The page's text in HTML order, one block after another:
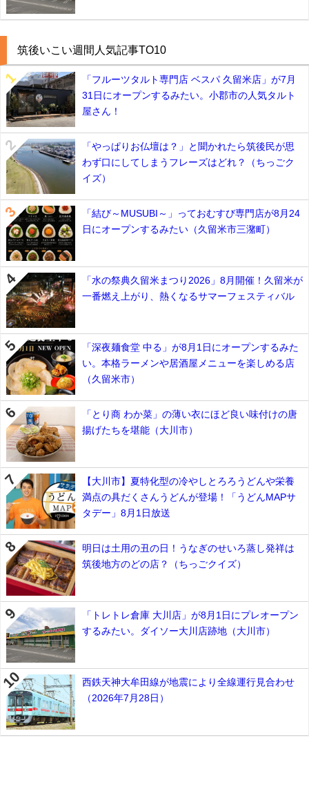
筑後いこい週間人気記事TO10
「フルーツタルト専門店 ベスパ 久留米店」が7月
31日にオープンするみたい。小郡市の人気タルト
屋さん！
「やっぱりお仏壇は？」と聞かれたら筑後民が思
わず口にしてしまうフレーズはどれ？（ちっごク
イズ）
「結び～MUSUBI～」っておむすび専門店が8月24
日にオープンするみたい（久留米市三潴町）
「水の祭典久留米まつり2026」8月開催！久留米が
一番燃え上がり、熱くなるサマーフェスティバル
「深夜麺食堂 中る」が8月1日にオープンするみた
い。本格ラーメンや居酒屋メニューを楽しめる店
（久留米市）
「とり商 わか菜」の薄い衣にほど良い味付けの唐
揚げたちを堪能（大川市）
【大川市】夏特化型の冷やしとろろうどんや栄養
満点の具だくさんうどんが登場！「うどんMAPサ
タデー」8月1日放送
明日は土用の丑の日！うなぎのせいろ蒸し発祥は
筑後地方のどの店？（ちっごクイズ）
「トレトレ倉庫 大川店」が8月1日にプレオープン
するみたい。ダイソー大川店跡地（大川市）
西鉄天神大牟田線が地震により全線運行見合わせ
（2026年7月28日）